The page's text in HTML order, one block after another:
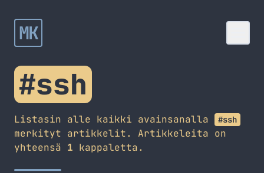
MK
#ssh
Listasin alle kaikki avainsanalla #ssh
merkityt artikkelit. Artikkeleita on
yhteensä 1 kappaletta.